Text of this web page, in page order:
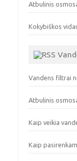
Atbulinis
Kokybiškos
Vandens filtrai
Atbulinis
Kaip veikia
Kaip